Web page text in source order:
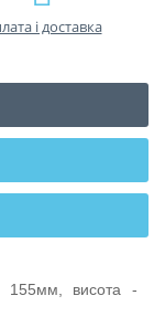
і доставка
155мм, висота -